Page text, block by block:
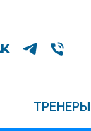
ТРЕНЕРЫ